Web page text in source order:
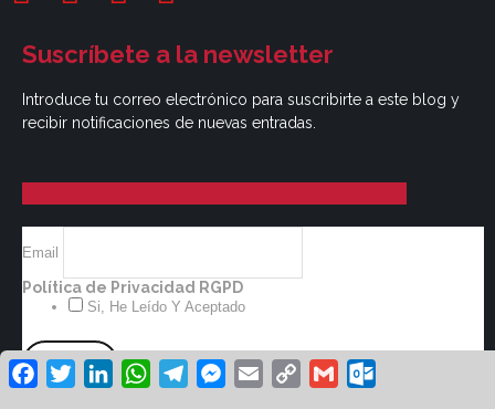
Suscríbete a la newsletter
Introduce tu correo electrónico para suscribirte a este blog y
recibir notificaciones de nuevas entradas.
Email
Política de Privacidad RGPD
Si, He Leído Y Aceptado
Facebook
TwitterLinkedInWhatsApp
Telegram
Messenger
EmailCopy
Link
Gmail